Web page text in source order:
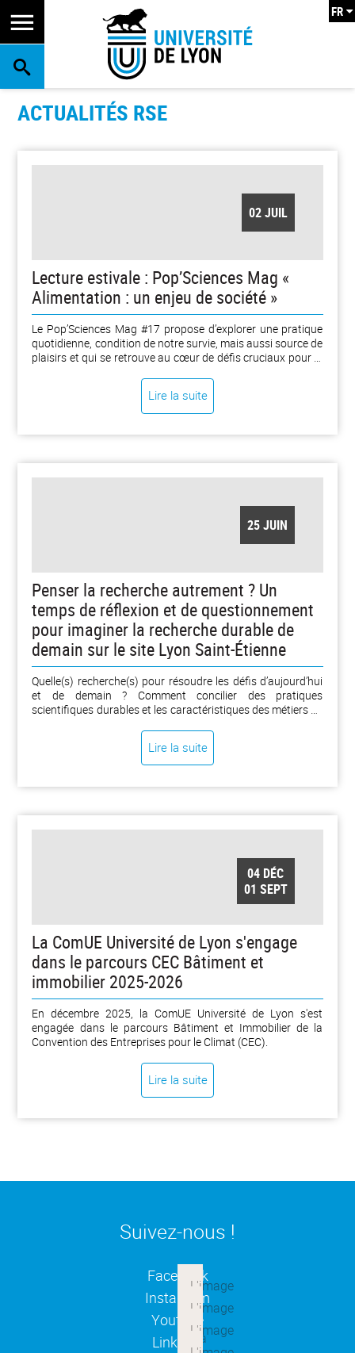
RECHERCHE
FR
ACTUALITÉS RSE
02 JUIL
Lecture estivale : Pop’Sciences Mag «
Alimentation : un enjeu de société »
Le Pop’Sciences Mag #17 propose d’explorer une pratique
quotidienne, condition de notre survie, mais aussi source de
plaisirs et qui se retrouve au cœur de défis cruciaux pour la
Lire la suite
25 JUIN
Penser la recherche autrement ? Un
temps de réflexion et de questionnement
pour imaginer la recherche durable de
demain sur le site Lyon Saint-Étienne
Quelle(s) recherche(s) pour résoudre les défis d’aujourd’hui
et de demain ? Comment concilier des pratiques
scientifiques durables et les caractéristiques des métiers de
les chercheurs, la société civile, les acteurs économiques,
les institutions publiques et politiques ?
Lire la suite
04 DÉC
01 SEPT
La ComUE Université de Lyon s'engage
dans le parcours CEC Bâtiment et
immobilier 2025-2026
En décembre 2025, la ComUE Université de Lyon s'est
engagée dans le parcours Bâtiment et Immobilier de la
Convention des Entreprises pour le Climat (CEC).
Lire la suite
Suivez-nous !
Facebook
(ouverture dans une
Instagram(ouverture dans une
Youtube(ouverture dans une
Linkedin
(ouverture dans une